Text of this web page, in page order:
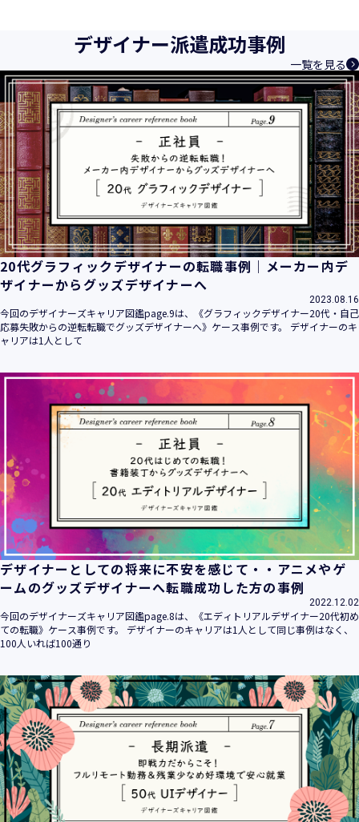
様、お取引先関係者の個人情報及び特定個人情報などを、人
材派遣サービス、人材紹介サービス、請負サービス、その
他、利用者の皆さまの「活躍の場の創造」と「就業の機会の
創出」に利用しています。また、従業者の情報及び特定個人
情報などを従業者管理に利用します。これらから当社にとっ
て個人情報及び特定個人情報の保護が重大な責務であると同
時に、個人情報などの保護を徹底することは企業の社会的責
務と認識しております。そこで、個人情報保護理念と自ら定
めた行動規範に基づき、社会的使命を十分に認識し、本人の
権利の保護、個人情報に関する法規制等を遵守致します。
また、以下に示す方針を具現化するための個人情報保護マネ
ジメントシステムを構築し、最新のＩＴ技術の動向、社会的
要請の変化、経営環境の変動等を常に認識しながら、その継
続的改善に、全社を挙げて取り組むことをここに宣言致しま
す。
当社は、事業の目的に適切な個人情報の取得・利用及び提供
を行い、特定された利用目的の達成に必要な範囲を超えた個
人情報の取扱いを行いません。また、そのための措置を講じ
当社は個人情報の取扱いに関する法令、国が定める指針その
他の規範を遵守致します。
当社は個人情報の漏えい、滅失、き損などのリスクに対して
は、合理的な安全対策を講じて防止する規程、体制を構築
し、継続的に向上させていきます。また、万一の際には速や
かに是正措置を講じます。
当社は個人情報取扱いに関する苦情及び相談に対しては、迅
速かつ誠実に対応致します。
個人情報保護マネジメントシステムは、当社を取り巻く環境
の変化と実情を踏まえ、適時・適切に見直して継続的に改善
をはかっていきます。
個人情報保護方針に関するお問合せ先 兼 個人情報に関する苦
情・相談窓口
株式会社 ユウクリ 個人情報保護管理責任者 安部 洋平
〒151-0073 東京都渋谷区笹塚1-55-7 マルエスファーストビ
ル 7F
info@y-create.co.jp
電話番号：03-6712-7970（土日休日を除く9:00～18:00）
平成16年 2月 1日
平成21年 3月23日 改訂
平成23年 4月 1日 改訂
平成26年 9月10日 改訂
平成27年 6月24日 改訂
デザイナー派遣成功事例
一覧を見る
20代グラフィックデザイナーの転職事例｜メーカー内デ
ザイナーからグッズデザイナーへ
2023.08.16
今回のデザイナーズキャリア図鑑page.9は、《グラフィックデザイナー20代・自己
応募失敗からの逆転転職でグッズデザイナーへ》ケース事例です。 デザイナーのキ
ャリアは1人として
デザイナーとしての将来に不安を感じて・・アニメやゲ
ームのグッズデザイナーへ転職成功した方の事例
2022.12.02
今回のデザイナーズキャリア図鑑page.8は、《エディトリアルデザイナー20代初め
ての転職》ケース事例です。 デザイナーのキャリアは1人として同じ事例はなく、
100人いれば100通り